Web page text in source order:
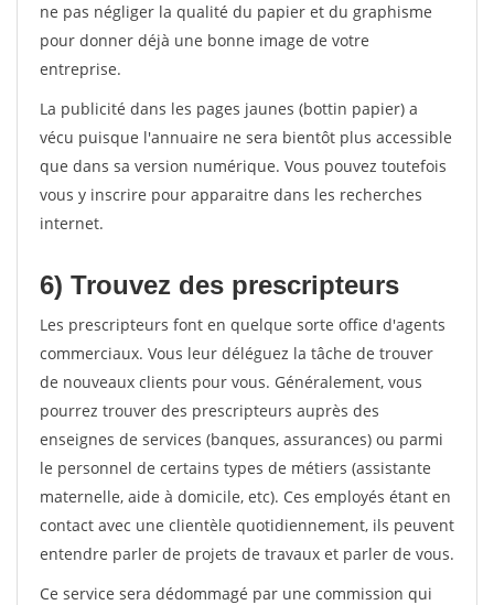
ne pas négliger la qualité du papier et du graphisme
pour donner déjà une bonne image de votre
entreprise.
La publicité dans les pages jaunes (bottin papier) a
vécu puisque l'annuaire ne sera bientôt plus accessible
que dans sa version numérique. Vous pouvez toutefois
vous y inscrire pour apparaitre dans les recherches
internet.
6) Trouvez des prescripteurs
Les prescripteurs font en quelque sorte office d'agents
commerciaux. Vous leur déléguez la tâche de trouver
de nouveaux clients pour vous. Généralement, vous
pourrez trouver des prescripteurs auprès des
enseignes de services (banques, assurances) ou parmi
le personnel de certains types de métiers (assistante
maternelle, aide à domicile, etc). Ces employés étant en
contact avec une clientèle quotidiennement, ils peuvent
entendre parler de projets de travaux et parler de vous.
Ce service sera dédommagé par une commission qui